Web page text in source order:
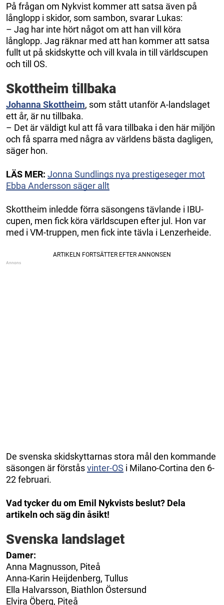
På frågan om Nykvist kommer att satsa även på
långlopp i skidor, som sambon, svarar Lukas:
– Jag har inte hört något om att han vill köra
långlopp. Jag räknar med att han kommer att satsa
fullt ut på skidskytte och vill kvala in till världscupen
och till OS.
Skottheim tillbaka
Johanna Skottheim, som stått utanför A-landslaget
ett år, är nu tillbaka.
– Det är väldigt kul att få vara tillbaka i den här miljön
och få sparra med några av världens bästa dagligen,
säger hon.
LÄS MER: Jonna Sundlings nya prestigeseger mot
Ebba Andersson säger allt
Skottheim inledde förra säsongens tävlande i IBU-
cupen, men fick köra världscupen efter jul. Hon var
med i VM-truppen, men fick inte tävla i Lenzerheide.
De svenska skidskyttarnas stora mål den kommande
säsongen är förståsvinter-OS i Milano-Cortina den 6-
22 februari.
Vad tycker du om Emil Nykvists beslut? Dela
artikeln och säg din åsikt!
Svenska landslaget
Damer:
Anna Magnusson, Piteå
Anna-Karin Heijdenberg, Tullus
Ella Halvarsson, Biathlon Östersund
Elvira Öberg, Piteå